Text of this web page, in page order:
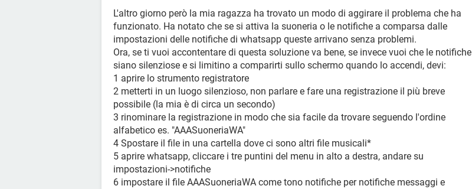
L'altro giorno però la mia ragazza ha trovato un modo di aggirare il problema che ha
funzionato. Ha notato che se si attiva la suoneria o le notifiche a comparsa dalle
impostazioni delle notifiche di whatsapp queste arrivano senza problemi.
Ora, se ti vuoi accontentare di questa soluzione va bene, se invece vuoi che le notifiche
siano silenziose e si limitino a comparirti sullo schermo quando lo accendi, devi:
1 aprire lo strumento registratore
2 metterti in un luogo silenzioso, non parlare e fare una registrazione il più breve
possibile (la mia è di circa un secondo)
3 rinominare la registrazione in modo che sia facile da trovare seguendo l'ordine
alfabetico es. "AAASuoneriaWA"
4 Spostare il file in una cartella dove ci sono altri file musicali*
5 aprire whatsapp, cliccare i tre puntini del menu in alto a destra, andare su
impostazioni->notifiche
6 impostare il file AAASuoneriaWA come tono notifiche per notifiche messaggi e